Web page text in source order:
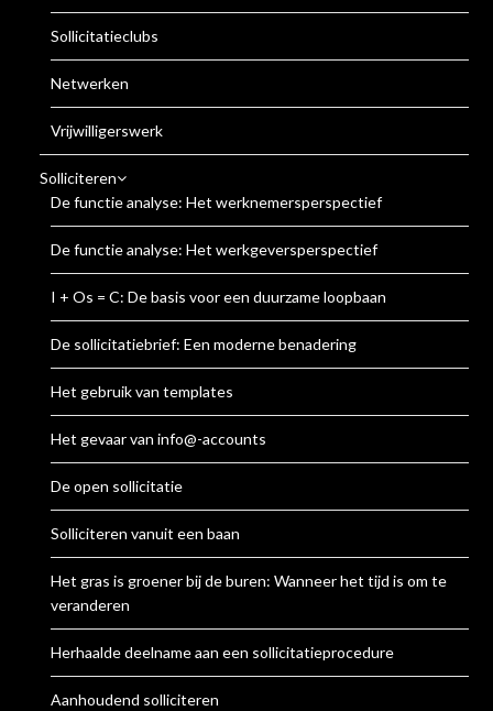
Sollicitatieclubs
Netwerken
Vrijwilligerswerk
Solliciteren
De functie analyse: Het werknemersperspectief
De functie analyse: Het werkgeversperspectief
I + Os = C: De basis voor een duurzame loopbaan
De sollicitatiebrief: Een moderne benadering
Het gebruik van templates
Het gevaar van info@-accounts
De open sollicitatie
Solliciteren vanuit een baan
Het gras is groener bij de buren: Wanneer het tijd is om te
veranderen
Herhaalde deelname aan een sollicitatieprocedure
Aanhoudend solliciteren